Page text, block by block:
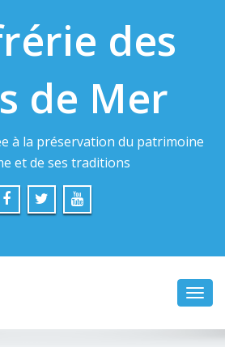
des
de Mer
à la préservation du patrimoine
et de ses traditions